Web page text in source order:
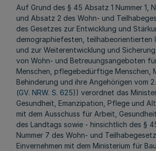
Auf Grund des § 45 Absatz 1 Nummer 1,
und Absatz 2 des Wohn- und
des Gesetzes zur Entwicklung und
demographiefesten, teilhabeorientierten
und zur Weiterentwicklung und
von Wohn- und Betreuungsangeboten
Menschen, pflegebedürftige Menschen,
Behinderung und ihre Angehörigen vom
(GV. NRW. S. 625)) verordnet das
Gesundheit, Emanzipation, Pflege und
mit dem Ausschuss für Arbeit,
des Landtags sowie - hinsichtlich des §
Nummer 7 des Wohn- und
Einvernehmen mit dem Ministerium für